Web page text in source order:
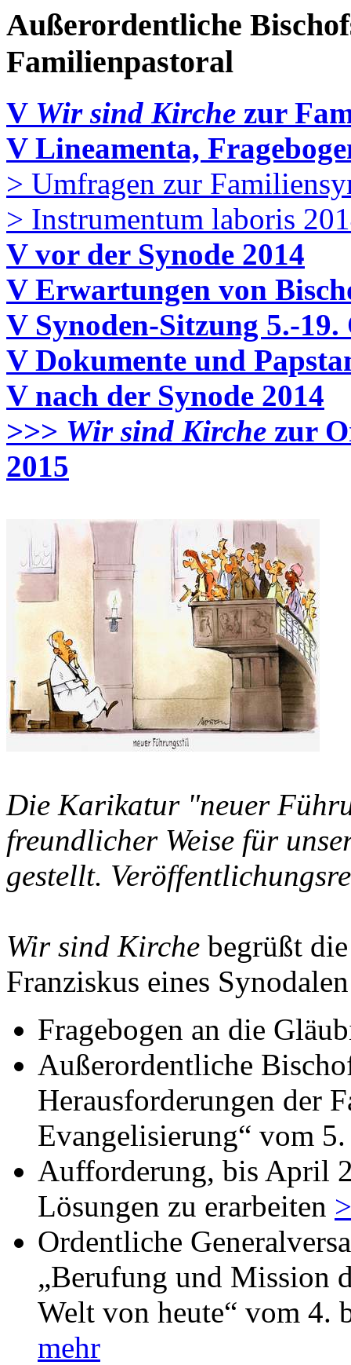
Außerordentliche
Familienpastoral
V Wir sind Kirche zur
V Lineamenta,
> Umfragen zur
> Instrumentum laboris
V vor der Synode 2014
V Erwartungen von
V Synoden-Sitzung 5.-
V Dokumente und
V nach der Synode 2014
>>> Wir sind Kirche zur
2015
Die Karikatur "neuer
freundlicher Weise für
gestellt.
Wir sind Kirche begrüßt
Franziskus eines
Fragebogen an die
Außerordentliche
Herausforderungen der
Evangelisierung“ vom
Aufforderung, bis April
Lösungen zu erarbeiten
Ordentliche
„Berufung und Mission
Welt von heute“ vom
mehr